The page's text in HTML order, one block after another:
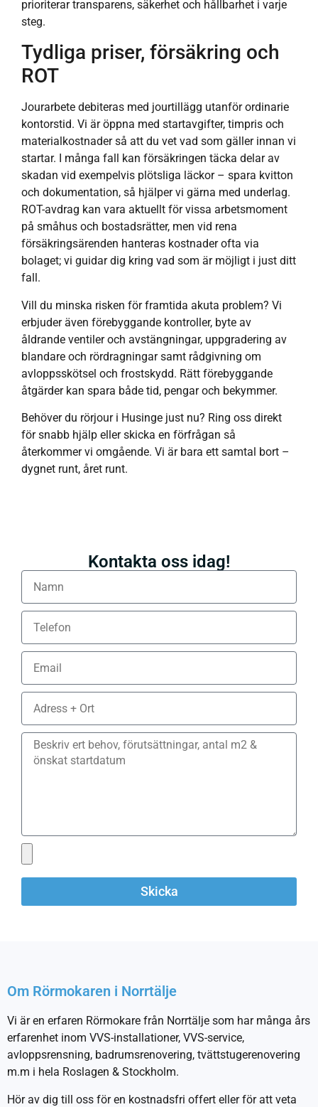
prioriterar transparens, säkerhet och hållbarhet i varje
steg.
Tydliga priser, försäkring och
ROT
Jourarbete debiteras med jourtillägg utanför ordinarie
kontorstid. Vi är öppna med startavgifter, timpris och
materialkostnader så att du vet vad som gäller innan vi
startar. I många fall kan försäkringen täcka delar av
skadan vid exempelvis plötsliga läckor – spara kvitton
och dokumentation, så hjälper vi gärna med underlag.
ROT-avdrag kan vara aktuellt för vissa arbetsmoment
på småhus och bostadsrätter, men vid rena
försäkringsärenden hanteras kostnader ofta via
bolaget; vi guidar dig kring vad som är möjligt i just ditt
fall.
Vill du minska risken för framtida akuta problem? Vi
erbjuder även förebyggande kontroller, byte av
åldrande ventiler och avstängningar, uppgradering av
blandare och rördragningar samt rådgivning om
avloppsskötsel och frostskydd. Rätt förebyggande
åtgärder kan spara både tid, pengar och bekymmer.
Behöver du rörjour i Husinge just nu? Ring oss direkt
för snabb hjälp eller skicka en förfrågan så
återkommer vi omgående. Vi är bara ett samtal bort –
dygnet runt, året runt.
Kontakta oss idag!
Skicka
Om Rörmokaren i Norrtälje
Vi är en erfaren Rörmokare från Norrtälje som har många års
erfarenhet inom VVS-installationer, VVS-service,
avloppsrensning, badrumsrenovering, tvättstugerenovering
m.m i hela Roslagen & Stockholm.
Hör av dig till oss för en kostnadsfri offert eller för att veta